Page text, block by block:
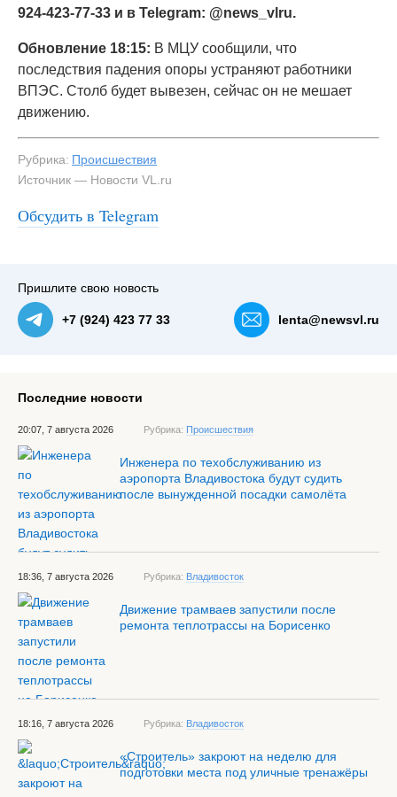
924-423-77-33 и в Telegram: @news_vlru.
Обновление 18:15: В МЦУ сообщили, что
последствия падения опоры устраняют работники
ВПЭС. Столб будет вывезен, сейчас он не мешает
движению.
Рубрика: Происшествия
Источник — Новости VL.ru
Обсудить в Telegram
#3
Пришлите свою новость
+7 (924) 423 77 33 lenta@newsvl.ru
Последние новости
20:07, 7 августа 2026 Рубрика: Происшествия
Инженера по техобслуживанию из
аэропорта Владивостока будут судить
после вынужденной посадки самолёта
18:36, 7 августа 2026 Рубрика: Владивосток
Движение трамваев запустили после
ремонта теплотрассы на Борисенко
18:16, 7 августа 2026 Рубрика: Владивосток
«Строитель» закроют на неделю для
подготовки места под уличные тренажёры